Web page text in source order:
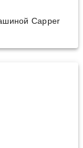
Capper